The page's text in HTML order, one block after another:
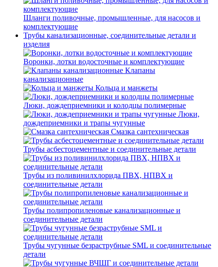
Шланги поливочные, промышленные, для насосов и
комплектующие
Трубы канализационные, соединительные детали и
изделия
Воронки, лотки водосточные и комплектующие
Клапаны
канализационные
Кольца и манжеты
Люки, дождеприемники и колодцы полимерные
Люки,
дождеприемники и трапы чугунные
Смазка сантехническая
Трубы асбестоцементные и соединительные детали
Трубы из поливинилхлорида ПВХ, НПВХ и
соединительные детали
Трубы полипропиленовые канализационные и
соединительные детали
Трубы чугунные безраструбные SML и соединительные
детали